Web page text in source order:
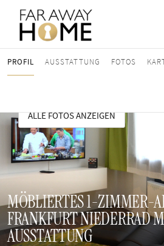
PROFIL AUSSTATTUNG FOTOS
ALLE FOTOS ANZEIGEN
MÖBLIERTES 1-ZIMMER-
FRANKFURT NIEDERRAD
AUSSTATTUNG